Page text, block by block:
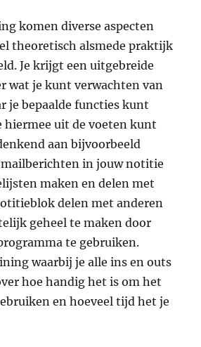
komen diverse aspecten
theoretisch alsmede praktijk
Je krijgt een uitgebreide
wat je kunt verwachten van
je bepaalde functies kunt
hiermee uit de voeten kunt
aan bijvoorbeeld
in jouw notitie
maken en delen met
delen met anderen
geheel te maken door
te gebruiken.
waarbij je alle ins en outs
hoe handig het is om het
en hoeveel tijd het je